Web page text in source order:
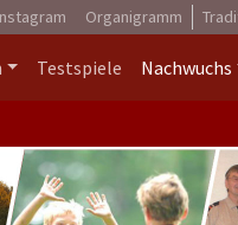
Organigramm
Testspiele Nachwuchs